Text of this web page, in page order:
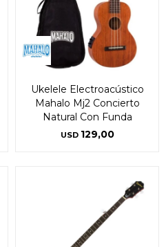
Ukelele Electroacústico
Mahalo Mj2 Concierto
Natural Con Funda
USD 129,00